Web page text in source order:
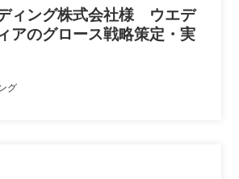
ィング株式会社様 ウエデ
アのグロース戦略策定・実
グ